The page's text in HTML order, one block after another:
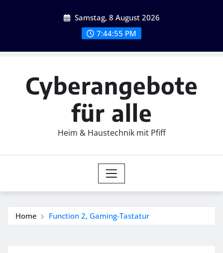
Samstag, 8 August 2026
7:44:57 PM
Cyberangebote
für alle
Heim & Haustechnik mit Pfiff
Home Function 2, Gaming-Tastatur